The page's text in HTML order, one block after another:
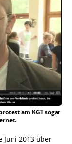
am KGT sogar
Juni 2013 über